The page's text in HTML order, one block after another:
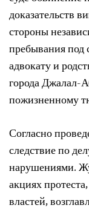
доказательств
стороны
пребывания под
адвокату и
города Джалал-
пожизненному
Согласно
следствие по
нарушениями.
акциях
властей,